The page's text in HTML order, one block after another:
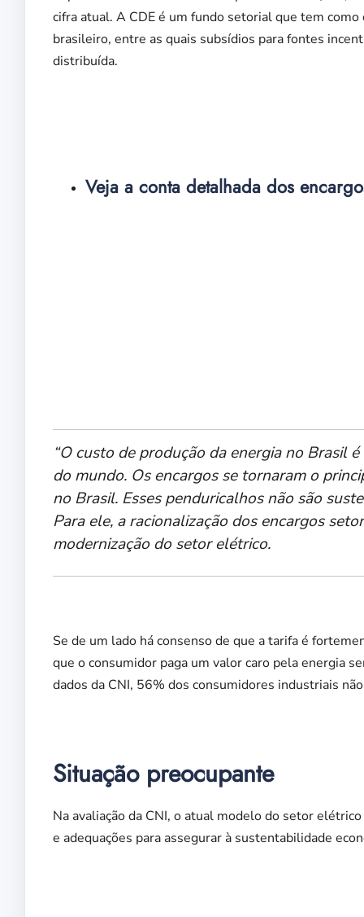
cifra atual. A CDE é um fundo setorial que tem
brasileiro, entre as quais subsídios para fontes
distribuída.
Veja a conta detalhada dos
“O custo de produção da energia no Brasil
do mundo. Os encargos se tornaram o
no Brasil. Esses penduricalhos não são
Para ele, a racionalização dos encargos
modernização do setor elétrico.
Se de um lado há consenso de que a tarifa é
que o consumidor paga um valor caro pela energia
dados da CNI, 56% dos consumidores industriais
Situação preocupante
Na avaliação da CNI, o atual modelo do setor
e adequações para assegurar à sustentabilidade